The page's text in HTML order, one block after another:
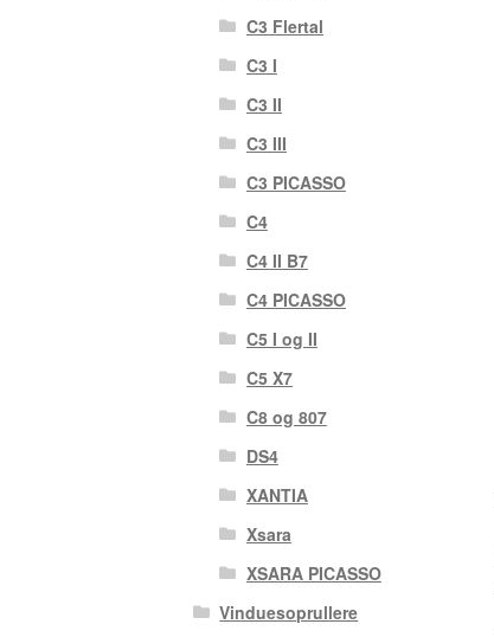
C3 Flertal
C3 I
C3 II
C3 III
C3 PICASSO
C4
C4 II B7
C4 PICASSO
C5 I og II
C5 X7
C8 og 807
DS4
XANTIA
Xsara
XSARA PICASSO
Vinduesoprullere